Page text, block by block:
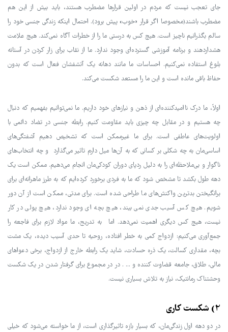
جای تعجب نیست که مردم در اولین قرارها مضطرب هستند، باید بیش از این هم
مضطرب باشند(مخصوصا اگر قرار «خوب» پیش برود). احتمال اینکه زندگی جنسی خود را
سالم بگذرانیم ناچیز است. هیچ کس به درستی ما را از خطرات آگاه نمی‌کند. هیچ علامت
هشداردهند و برنامه آموزشی گسترده‌ای وجود ندارد. ما از نقاب برای زار کردن در آستانه
بلوغ استفاده نمی‌کنیم. احساسات ما مانند دهانه یک آتشفشان فعال است که بدون
حفاظ باقی مانده است و این ما را مستعد شکست می‌کند.
اولاً، ما درک ناامیدکننده‌ای از ذهن و نیازهای خود داریم. ما نمی‌توانیم بفهمیم که دنبال
چه هستیم و در مقابل چه چیزی باید مقاومت کنیم. رابطه جنسی در تضاد دائمی با
اولویت‌های عاطفی است. برای ما غیرممکن است که تشخیص دهیم آشفتگی‌های
اساسی‌مان به چه شکلی بر کسانی که به آن‌ها میل دارم تاثیر می‌گذارد و چه انتخاب‌های
ناگوار و بی‌ملاحظه‌ای را به دلیل ردپای دوران کودکی‌مان انجام می‌دهیم. ممکن است یک
دهه طول بکشد تا مشخص شود که ما به فردی برخورد کرده‌ایم که به طرز ماهرانه‌ای برای
برانگیختن بدترین واکنش‌های ما طراحی شده است. برای مدتی، ممکن است از آن دور
شویم. هیچ کس آسیب جدی نمی بیند، هیچ بچه ای وجود ندارد، هیچ پولی در کار
نیست، هیچ کس دیگری اهمیت نمی‌دهد. اما به تدریج، ما مواد لازم برای فاجعه را
جمع‌آوری می‌کنیم: ازدواج کمی به خطر افتاده، روحیه تا حدی آسیب دیده، یک مشت
بچه، مقداری کسالت، یک ذره حسادت، شاید یک رابطه خارج از ازدواج، برخی دعواهای
مالی، طلاق، جامعه قضاوت کننده و ... . در در مجموع برای گرفتار شدن در یک شکست
وحشتناک رمانتیک، نیاز به تلاش بسیاری نیست.
2) شکست کاری
در دو دهه اول زندگی‌مان، که بسیار بازه تاثیرگذاری است، از ما خواسته می‌شود که خیلی